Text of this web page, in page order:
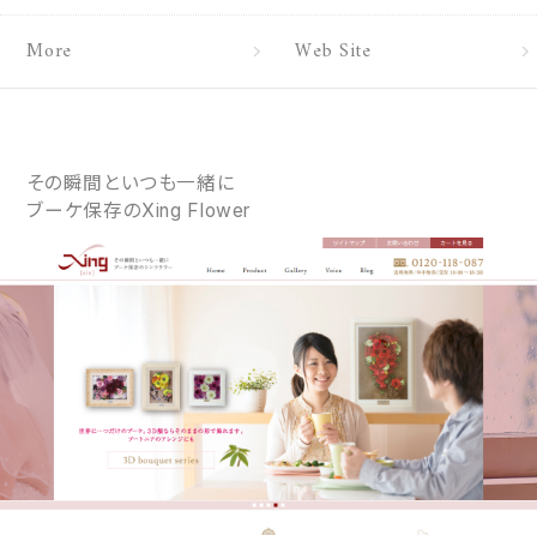
More Web Site
その瞬間といつも一緒に
ブーケ保存のXing Flower